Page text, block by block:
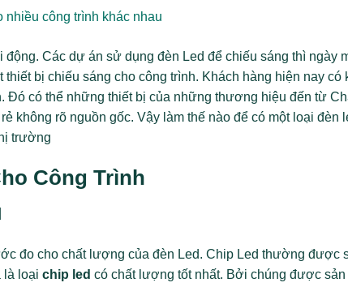
động. Các dự án sử dụng đèn Led để chiếu sáng thì ngày
bị chiếu sáng cho công trình. Khách hàng hiện nay có
Đó có thể những thiết bị của những thương hiệu đến từ
không rõ nguồn gốc. Vậy làm thế nào để có một loại đèn
trường
Công Trình
đo cho chất lượng của đèn Led. Chip Led thường được
là loại chip led có chất lượng tốt nhất. Bởi chúng được sản